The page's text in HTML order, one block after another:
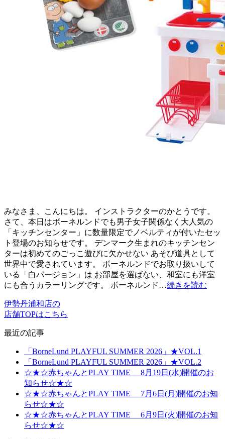
みなさま、こんにちは。 インストラクターのかとうです。
さて、本日はボーネルンドでも男子女子関係なく大人気の
「キッチンセンター」に数量限定でノベルティが付いたセッ
ト登場のお知らせです。 デンマーク生まれのキッチンセン
ターは初めてのごっこ遊びに欠かせない あそび道具として
世界中で愛されています。 ボーネルンドでお取り扱いして
いる「白バージョン」は お部屋を選ばない、和室にも洋室
にも合うカラーリングです。 ボーネルンド…続きを読む
伊勢丹浦和店の
店舗TOPはこちら
最近の記事
「BorneLund PLAYFUL SUMMER 2026」★VOL.1
「BorneLund PLAYFUL SUMMER 2026」★VOL.2
☆★☆赤ちゃんとPLAY TIME 8月19日(水)開催のお
知らせ☆★☆
☆★☆赤ちゃんとPLAY TIME 7月6日(月)開催のお知
らせ☆★☆
☆★☆赤ちゃんとPLAY TIME 6月9日(火)開催のお知
らせ☆★☆